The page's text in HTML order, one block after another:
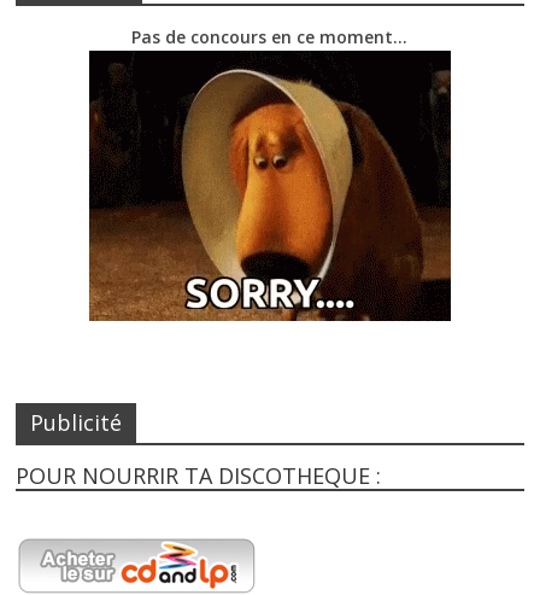
Pas de concours en ce moment…
Publicité
POUR NOURRIR TA DISCOTHEQUE :